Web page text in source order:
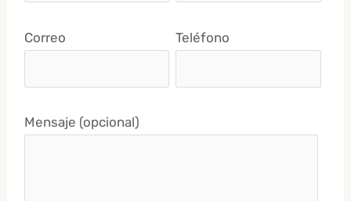
Correo Teléfono
Mensaje (opcional)